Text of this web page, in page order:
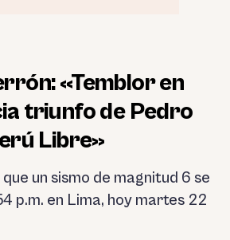
«Temblor en
triunfo de Pedro
Libre»
un sismo de magnitud 6 se
p.m. en Lima, hoy martes 22